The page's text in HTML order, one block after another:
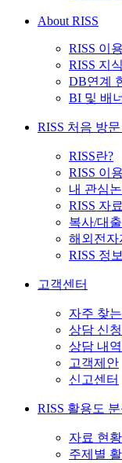
About RISS
RISS 이
RISS 지
DB연계
BI 및 배
RISS 처음 방
RISS란?
RISS 이
내 관심
RISS 자
복사/대
해외전자
RISS 정
고객센터
자주 찾
상담 신청
상담 내
고객제안
신고센터
RISS 활용도 분
자료 현
주제별